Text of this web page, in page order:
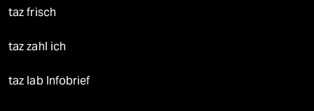
taz frisch
taz zahl ich
taz lab Infobrief